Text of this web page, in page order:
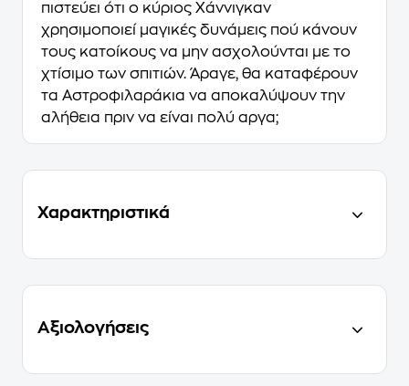
πιστεύει ότι ο κύριος Χάννιγκαν
χρησιμοποιεί μαγικές δυνάμεις πού κάνουν
τους κατοίκους να μην ασχολούνται με το
χτίσιμο των σπιτιών. Άραγε, θα καταφέρουν
τα Αστροφιλαράκια να αποκαλύψουν την
αλήθεια πριν να είναι πολύ αργα;
Χαρακτηριστικά
Αξιολογήσεις